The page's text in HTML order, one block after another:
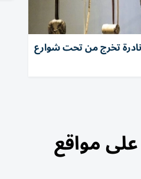
تخرج من تحت شوارع
مواقع